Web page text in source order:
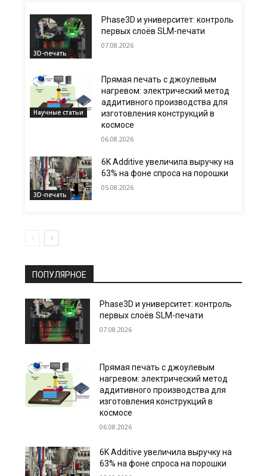
3D-печать
Phase3D и университет: контроль
первых слоёв SLM-печати
07.08.2026
Научные статьи
Прямая печать с джоулевым
нагревом: электрический метод
аддитивного производства для
изготовления конструкций в
космосе
06.08.2026
3D-печать
6K Additive увеличила выручку на
63% на фоне спроса на порошки
05.08.2026
ПОПУЛЯРНОЕ
Phase3D и университет: контроль
первых слоёв SLM-печати
07.08.2026
Прямая печать с джоулевым
нагревом: электрический метод
аддитивного производства для
изготовления конструкций в
космосе
06.08.2026
6K Additive увеличила выручку на
63% на фоне спроса на порошки